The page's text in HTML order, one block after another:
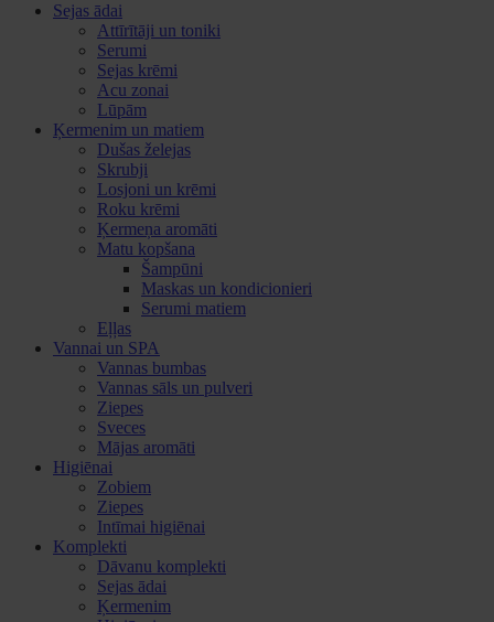
Sejas ādai
Attīrītāji un toniki
Serumi
Sejas krēmi
Acu zonai
Lūpām
Ķermenim un matiem
Dušas želejas
Skrubji
Losjoni un krēmi
Roku krēmi
Ķermeņa aromāti
Matu kopšana
Šampūni
Maskas un kondicionieri
Serumi matiem
Eļļas
Vannai un SPA
Vannas bumbas
Vannas sāls un pulveri
Ziepes
Sveces
Mājas aromāti
Higiēnai
Zobiem
Ziepes
Intīmai higiēnai
Komplekti
Dāvanu komplekti
Sejas ādai
Ķermenim